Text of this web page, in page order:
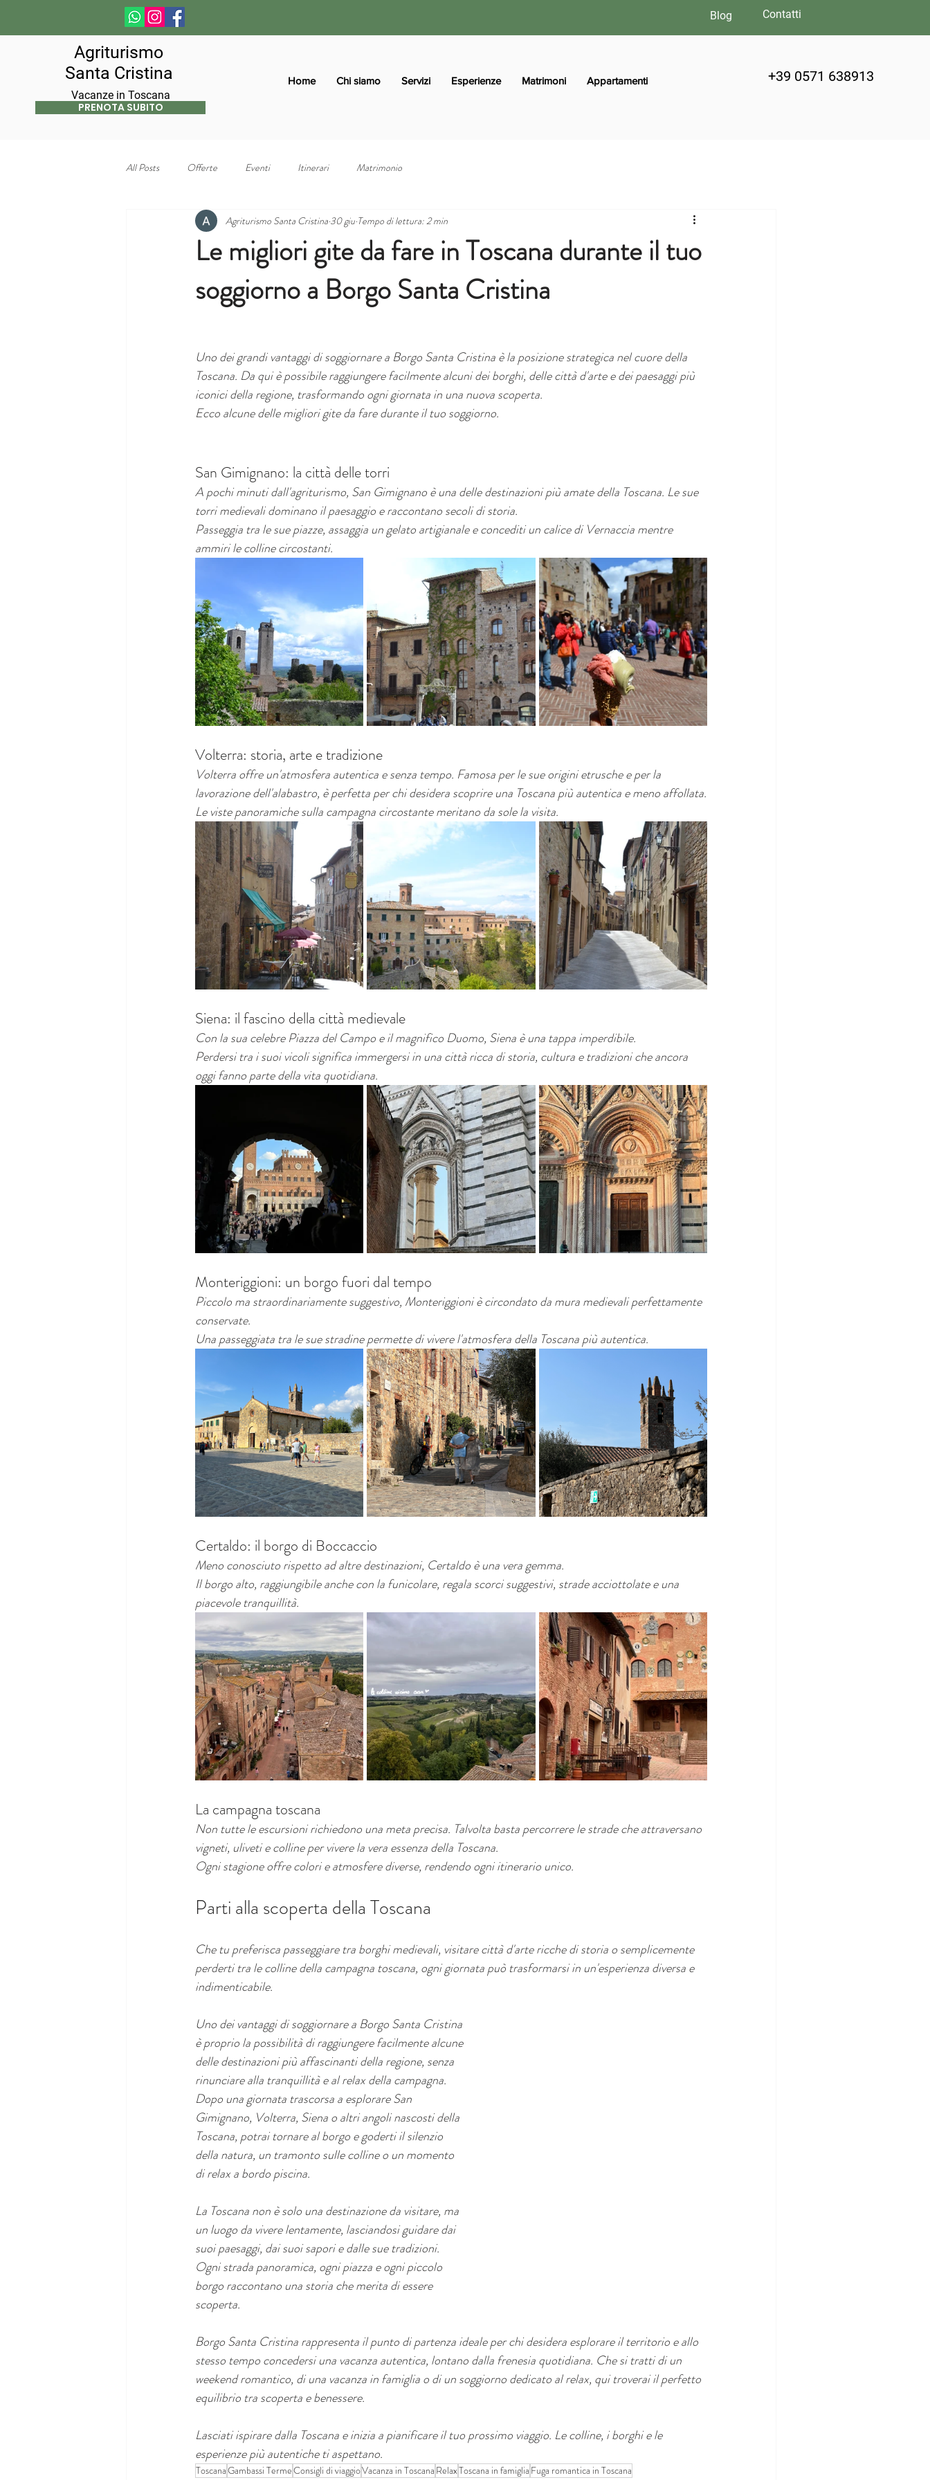
Blog Contatti
Agriturismo
Santa Cristina
Vacanze in Toscana
PRENOTA SUBITO
Home Chi siamo Servizi Esperienze Matrimoni Appartamenti +39 0571 638913
All Posts Offerte Eventi Itinerari Matrimonio
Le migliori gite da fare in Toscana durante il tuo
soggiorno a Borgo Santa Cristina
Agriturismo Santa Cristina 30 giu Tempo di lettura: 2 min
Uno dei grandi vantaggi di soggiornare a Borgo Santa Cristina è la posizione strategica nel cuore della
Toscana. Da qui è possibile raggiungere facilmente alcuni dei borghi, delle città d'arte e dei paesaggi più
iconici della regione, trasformando ogni giornata in una nuova scoperta.
Ecco alcune delle migliori gite da fare durante il tuo soggiorno.
San Gimignano: la città delle torri
A pochi minuti dall'agriturismo, San Gimignano è una delle destinazioni più amate della Toscana. Le sue
torri medievali dominano il paesaggio e raccontano secoli di storia.
Passeggia tra le sue piazze, assaggia un gelato artigianale e concediti un calice di Vernaccia mentre
ammiri le colline circostanti.
Volterra: storia, arte e tradizione
Volterra offre un'atmosfera autentica e senza tempo. Famosa per le sue origini etrusche e per la
lavorazione dell'alabastro, è perfetta per chi desidera scoprire una Toscana più autentica e meno affollata.
Le viste panoramiche sulla campagna circostante meritano da sole la visita.
Siena: il fascino della città medievale
Con la sua celebre Piazza del Campo e il magnifico Duomo, Siena è una tappa imperdibile.
Perdersi tra i suoi vicoli significa immergersi in una città ricca di storia, cultura e tradizioni che ancora
oggi fanno parte della vita quotidiana.
Monteriggioni: un borgo fuori dal tempo
Piccolo ma straordinariamente suggestivo, Monteriggioni è circondato da mura medievali perfettamente
conservate.
Una passeggiata tra le sue stradine permette di vivere l'atmosfera della Toscana più autentica.
Certaldo: il borgo di Boccaccio
Meno conosciuto rispetto ad altre destinazioni, Certaldo è una vera gemma.
Il borgo alto, raggiungibile anche con la funicolare, regala scorci suggestivi, strade acciottolate e una
piacevole tranquillità.
La campagna toscana
Non tutte le escursioni richiedono una meta precisa. Talvolta basta percorrere le strade che attraversano
vigneti, uliveti e colline per vivere la vera essenza della Toscana.
Ogni stagione offre colori e atmosfere diverse, rendendo ogni itinerario unico.
Parti alla scoperta della Toscana
Che tu preferisca passeggiare tra borghi medievali, visitare città d'arte ricche di storia o semplicemente
perderti tra le colline della campagna toscana, ogni giornata può trasformarsi in un'esperienza diversa e
indimenticabile.
Uno dei vantaggi di soggiornare a Borgo Santa Cristina
è proprio la possibilità di raggiungere facilmente alcune
delle destinazioni più affascinanti della regione, senza
rinunciare alla tranquillità e al relax della campagna.
Dopo una giornata trascorsa a esplorare San
Gimignano, Volterra, Siena o altri angoli nascosti della
Toscana, potrai tornare al borgo e goderti il silenzio
della natura, un tramonto sulle colline o un momento
di relax a bordo piscina.
La Toscana non è solo una destinazione da visitare, ma
un luogo da vivere lentamente, lasciandosi guidare dai
suoi paesaggi, dai suoi sapori e dalle sue tradizioni.
Ogni strada panoramica, ogni piazza e ogni piccolo
borgo raccontano una storia che merita di essere
scoperta.
Borgo Santa Cristina rappresenta il punto di partenza ideale per chi desidera esplorare il territorio e allo
stesso tempo concedersi una vacanza autentica, lontano dalla frenesia quotidiana. Che si tratti di un
weekend romantico, di una vacanza in famiglia o di un soggiorno dedicato al relax, qui troverai il perfetto
equilibrio tra scoperta e benessere.
Lasciati ispirare dalla Toscana e inizia a pianificare il tuo prossimo viaggio. Le colline, i borghi e le
esperienze più autentiche ti aspettano.
ToscanaGambassi TermeConsigli di viaggioVacanza in Toscana RelaxToscana in famiglia Fuga romantica in Toscana